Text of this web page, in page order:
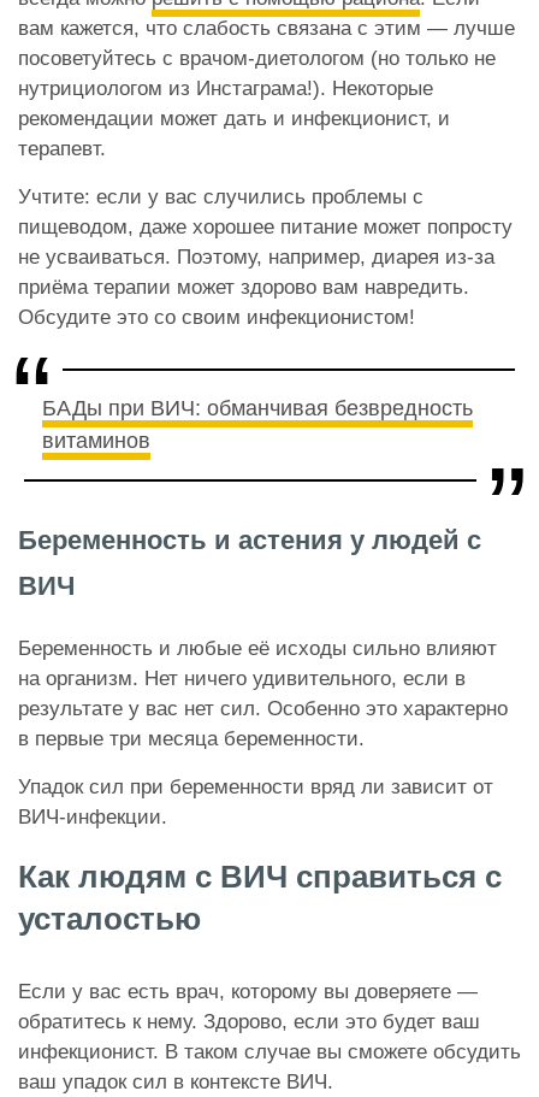
вам кажется, что слабость связана с этим — лучше
посоветуйтесь с врачом-диетологом (но только не
нутрициологом из Инстаграма!). Некоторые
рекомендации может дать и инфекционист, и
терапевт.
Учтите: если у вас случились проблемы с
пищеводом, даже хорошее питание может попросту
не усваиваться. Поэтому, например, диарея из-за
приёма терапии может здорово вам навредить.
Обсудите это со своим инфекционистом!
БАДы при ВИЧ: обманчивая безвредность
витаминов
Беременность и астения у людей с
ВИЧ
Беременность и любые её исходы сильно влияют
на организм. Нет ничего удивительного, если в
результате у вас нет сил. Особенно это характерно
в первые три месяца беременности.
Упадок сил при беременности вряд ли зависит от
ВИЧ-инфекции.
Как людям с ВИЧ справиться с
усталостью
Если у вас есть врач, которому вы доверяете —
обратитесь к нему. Здорово, если это будет ваш
инфекционист. В таком случае вы сможете обсудить
ваш упадок сил в контексте ВИЧ.